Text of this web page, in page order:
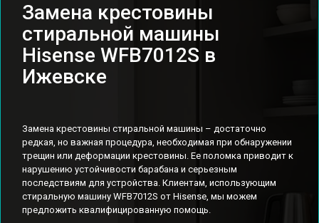
Замена крестовины
стиральной машины
Hisense WFB7012S в
Ижевске
Замена крестовины стиральной машины – достаточно
редкая, но важная процедура, необходимая при обнаружении
трещин или деформации крестовины. Ее поломка приводит к
нарушению устойчивости барабана и серьезным
последствиям для устройства. Клиентам, использующим
стиральную машину WFB7012S от Hisense, мы можем
предложить квалифицированную помощь.